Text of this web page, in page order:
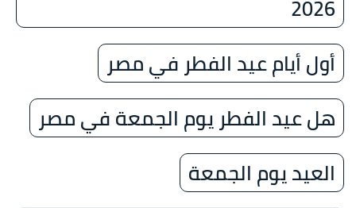
2026
أول أيام عيد الفطر في مصر
هل عيد الفطر يوم الجمعة في مصر
العيد يوم الجمعة